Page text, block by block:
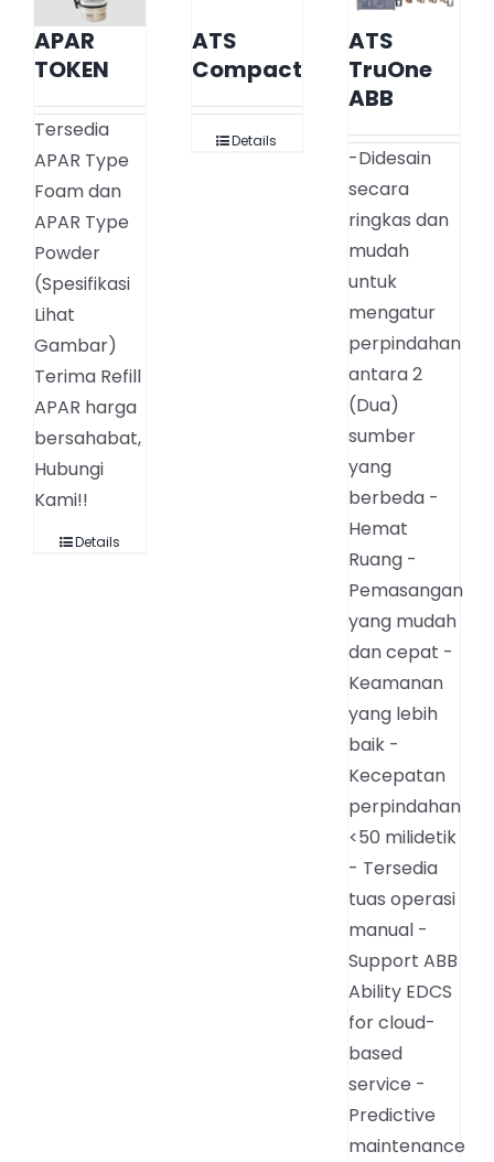
APAR
TOKEN
Tersedia
APAR Type
Foam dan
APAR Type
Powder
(Spesifikasi
Lihat
Gambar)
Terima Refill
APAR harga
bersahabat,
Hubungi
Kami!!
Details
ATS
Compact
Details
ATS
TruOne
ABB
-Didesain
secara
ringkas dan
mudah
untuk
mengatur
perpindahan
antara 2
(Dua)
sumber
yang
berbeda -
Hemat
Ruang -
Pemasangan
yang mudah
dan cepat -
Keamanan
yang lebih
baik -
Kecepatan
perpindahan
<50 milidetik
- Tersedia
tuas operasi
manual -
Support ABB
Ability EDCS
for cloud-
based
service -
Predictive
maintenance